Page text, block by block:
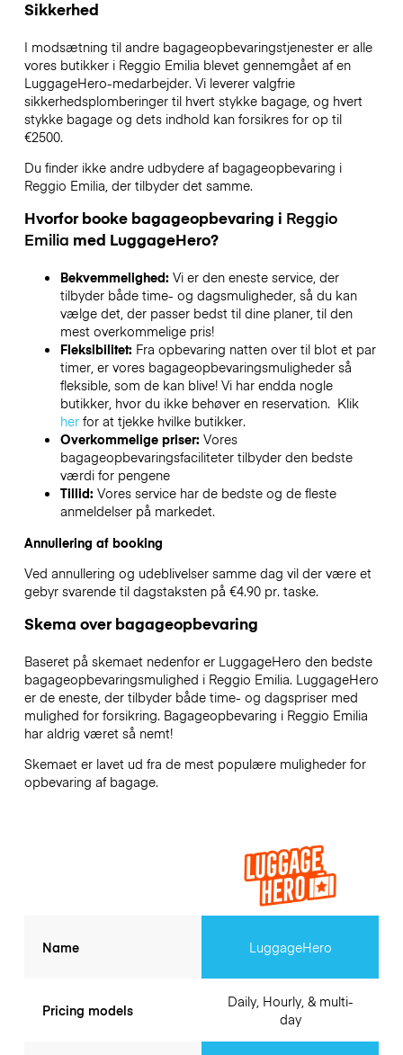
Sikkerhed
I modsætning til andre bagageopbevaringstjenesterer alle
vores butikker i Reggio Emilia blevet gennemgået af en
LuggageHero-medarbejder. Vi leverer valgfrie
sikkerhedsplomberinger til hvert stykke bagage, og hvert
stykke bagage og dets indhold kan forsikres for op til
€2500.
Du finder ikke andre udbydere af bagageopbevaring i
Reggio Emilia, der tilbyder det samme.
Hvorfor booke bagageopbevaring i Reggio
Emilia med LuggageHero?
Bekvemmelighed: Vi er den eneste service, der
tilbyder både time- og dagsmuligheder, så du kan
vælge det, der passer bedst til dine planer, til den
mest overkommelige pris!
Fleksibilitet: Fra opbevaring natten over til blot et par
timer, er vores bagageopbevaringsmuligheder så
fleksible, som de kan blive! Vi har endda nogle
butikker, hvor du ikke behøver en reservation. Klik
herfor at tjekke hvilke butikker.
Overkommelige priser: Vores
bagageopbevaringsfaciliteter tilbyder den bedste
værdi for pengene
Tillid: Vores service har de bedste og de fleste
anmeldelser på markedet.
Annullering af booking
Ved annullering og udeblivelser samme dag vil der være et
gebyr svarende til dagstaksten på €4.90 pr. taske.
Skema over bagageopbevaring
Baseret på skemaet nedenfor er LuggageHero den bedste
bagageopbevaringsmulighed i Reggio Emilia. LuggageHero
er de eneste, der tilbyder både time- og dagspriser med
mulighed for forsikring. Bagageopbevaring i Reggio Emilia
har aldrig været så nemt!
Skemaet er lavet ud fra de mest populære muligheder for
opbevaring af bagage.
Name
Pricing models
LuggageHero
Daily, Hourly, & multi-
day